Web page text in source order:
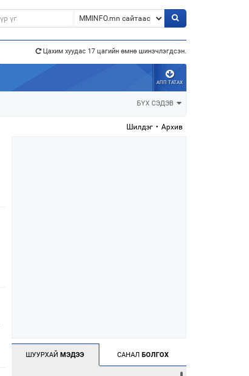
Цахим хуудас 17 цагийн өмнө шинэчлэгдсэн.
АПП ТАТАХ
БҮХ СЭДЭВ
Шилдэг • Архив
ШУУРХАЙМЭДЭЭ САНАЛБОЛГОХ